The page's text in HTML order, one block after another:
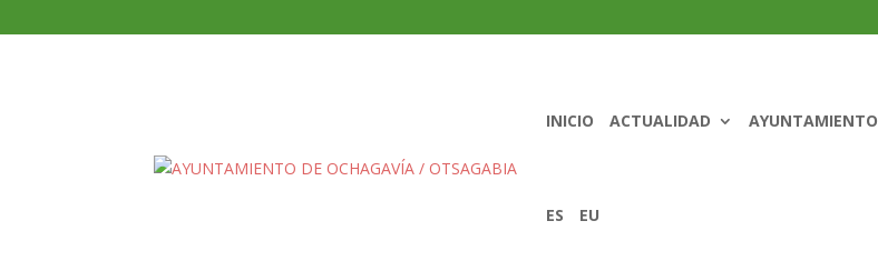
INICIO ACTUALIDAD AYUNTAMIENTO
ES EU